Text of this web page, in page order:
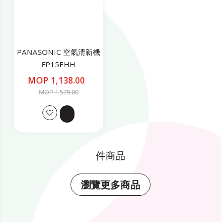
PANASONIC 空氣清新機
FP15EHH
MOP 1,138.00
MOP 1,579.00
件商品
瀏覽更多商品